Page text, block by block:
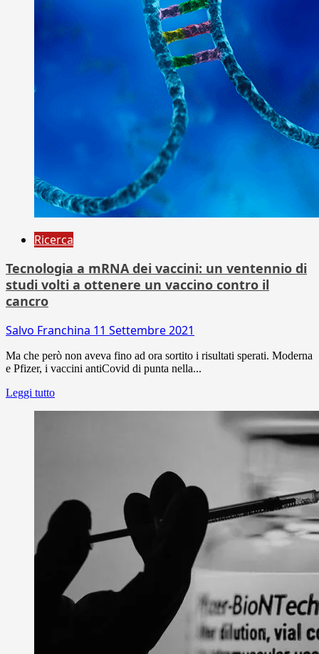
Ricerca
Tecnologia a mRNA dei vaccini: un ventennio di
studi volti a ottenere un vaccino contro il
cancro
Salvo Franchina 11 Settembre 2021
Ma che però non aveva fino ad ora sortito i risultati sperati. Moderna
e Pfizer, i vaccini antiCovid di punta nella...
Leggi tutto